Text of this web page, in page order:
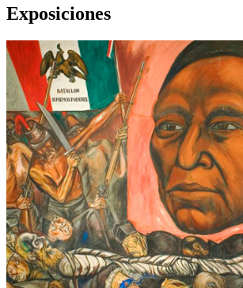
Exposiciones